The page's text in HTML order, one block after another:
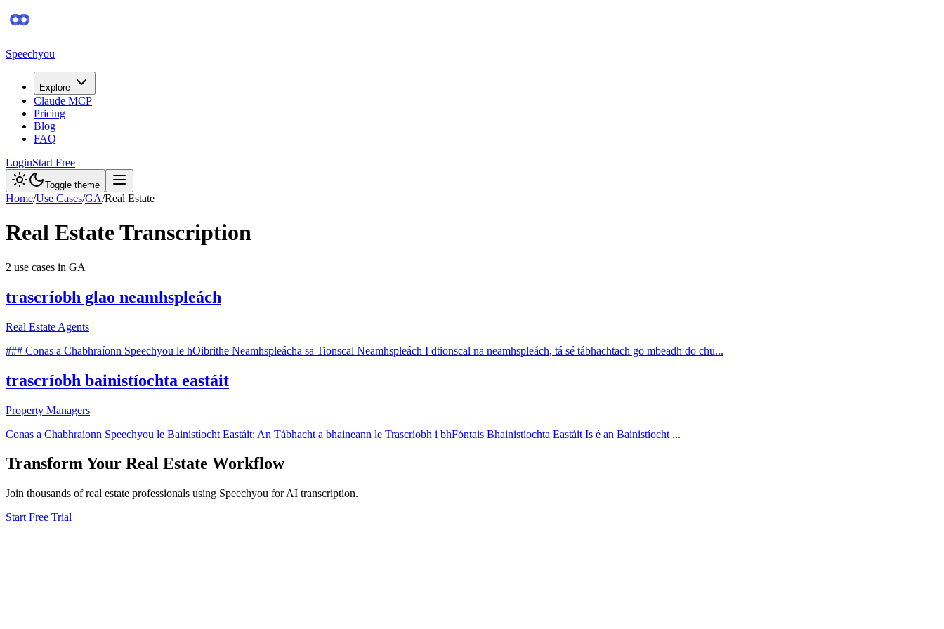
Speechyou
Explore
Claude MCP
Pricing
Blog
FAQ
LoginStart Free
Toggle theme
Home/Use Cases/GA/Real Estate
Real EstateTranscription
2 use cases in GA
trascríobh glao neamhspleách
Real Estate Agents
### Conas a Chabhraíonn Speechyou le hOibrithe Neamhspleácha sa Tionscal Neamhspleách I dtionscal na neamhspleách, tá sé tábhachtach go mbeadh do chu...
trascríobh bainistíochta eastáit
Property Managers
Conas a Chabhraíonn Speechyou le Bainistíocht Eastáit: An Tábhacht a bhaineann le Trascríobh i bhFóntais Bhainistíochta Eastáit Is é an Bainistíocht ...
Transform Your Real Estate Workflow
Join thousands ofreal estate professionals using Speechyou for AI transcription.
Start Free Trial